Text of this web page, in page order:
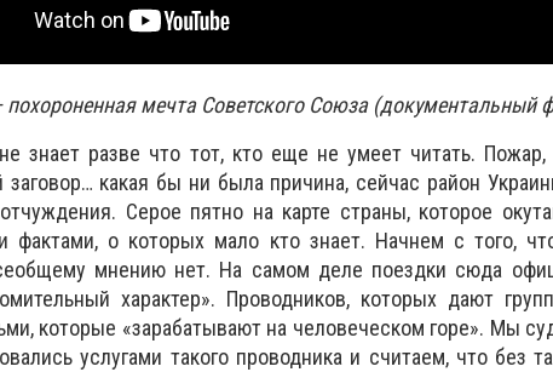
похороненная мечта Советского Союза (документальный
знает разве что тот, кто еще не умеет читать. Пожар,
заговор… какая бы ни была причина, сейчас район
Серое пятно на карте страны, которое
о которых мало кто знает. Начнем с того,
мнению нет. На самом деле поездки сюда
характер». Проводников, которых дают
которые «зарабатывают на человеческом горе». Мы
услугами такого проводника и считаем, что без